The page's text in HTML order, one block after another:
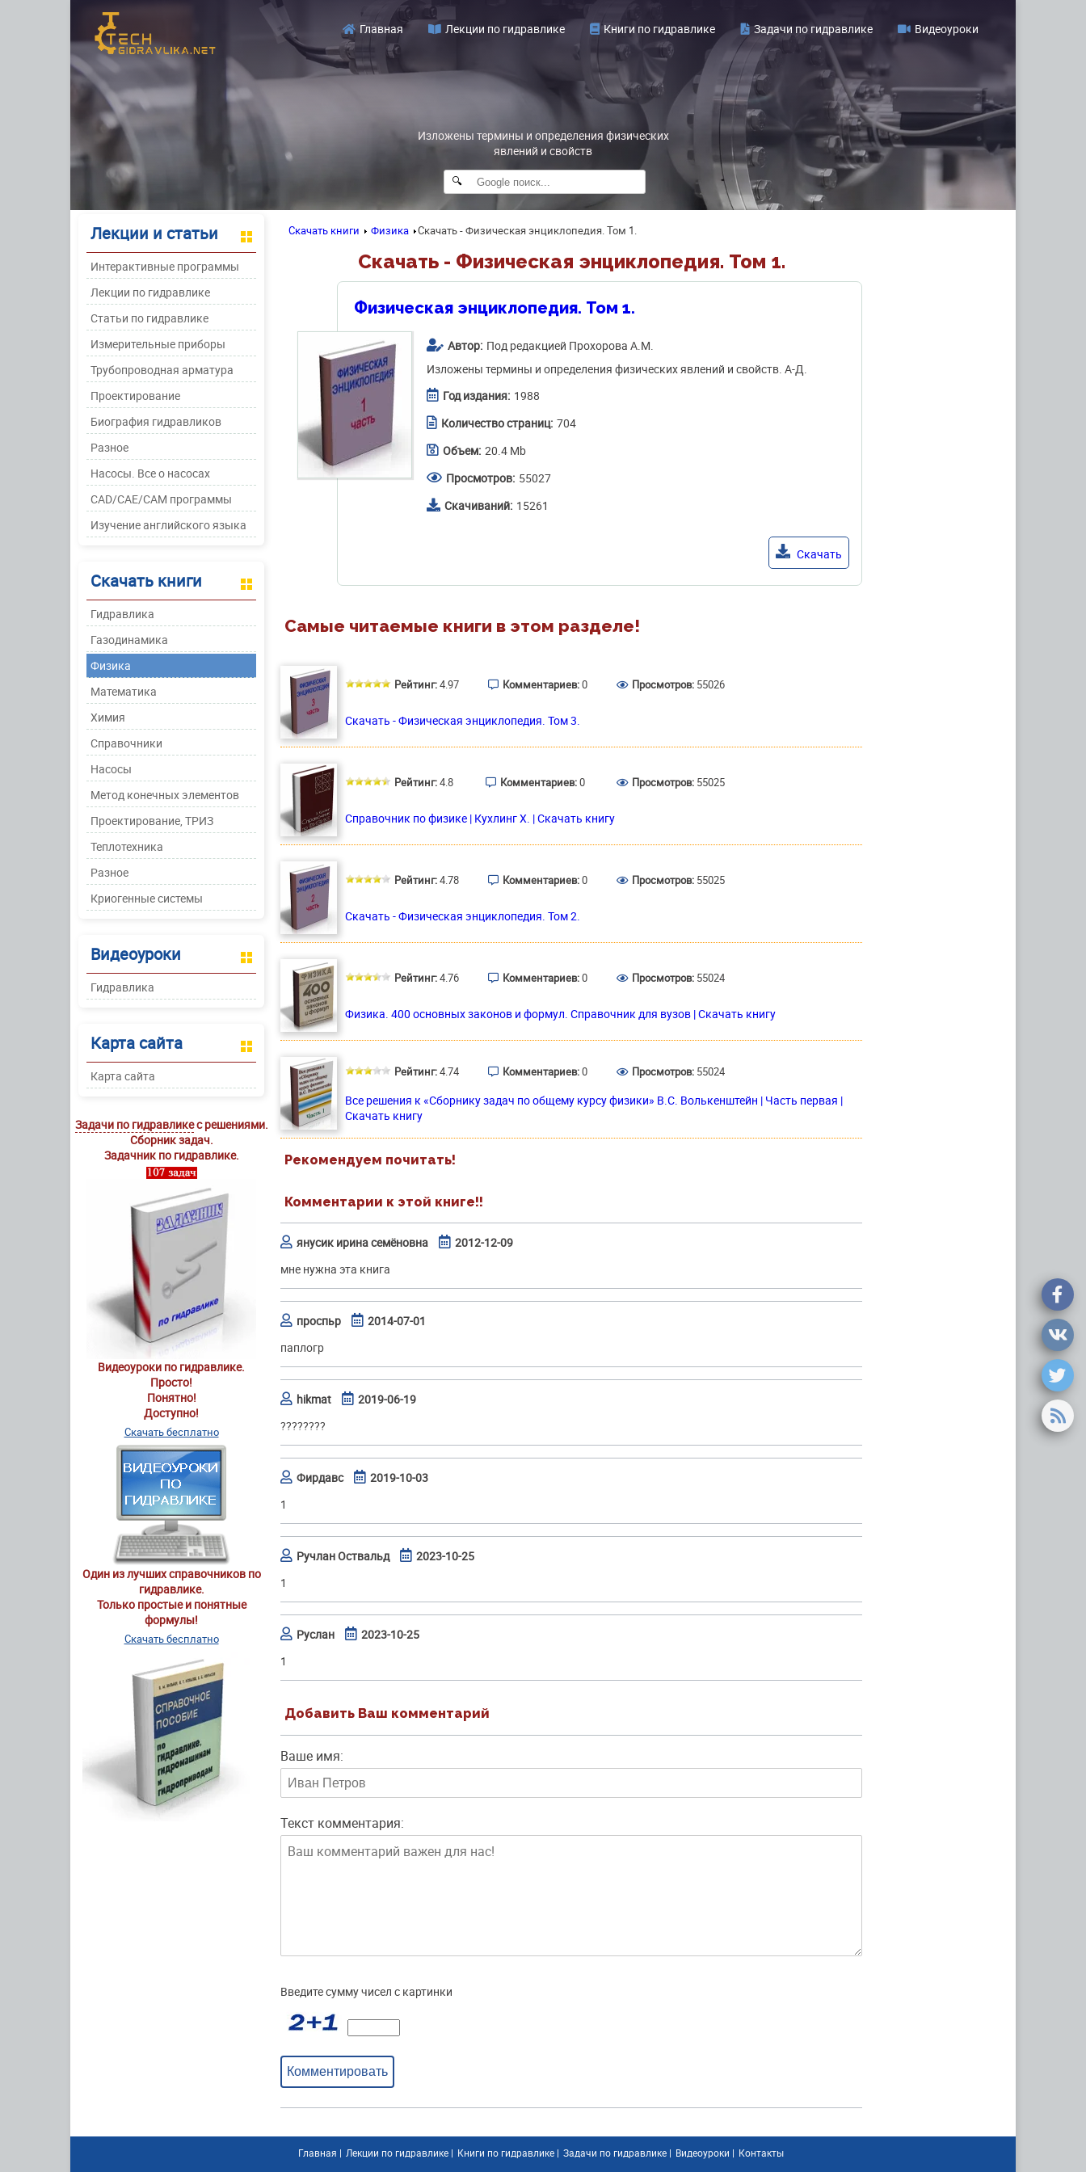
Главная Лекции по гидравлике Книги по гидравлике Задачи по гидравлике Видеоуроки
Изложены термины и определения физических
явлений и свойств
🔍
Лекции и статьи
Интерактивные программы
Лекции по гидравлике
Статьи по гидравлике
Измерительные приборы
Трубопроводная арматура
Проектирование
Биография гидравликов
Разное
Насосы. Все о насосах
CAD/CAE/CAM программы
Изучение английского языка
Скачать книги
Гидравлика
Газодинамика
Физика
Математика
Химия
Справочники
Насосы
Метод конечных элементов
Проектирование, ТРИЗ
Теплотехника
Разное
Криогенные системы
Видеоуроки
Гидравлика
Карта сайта
Карта сайта
Задачи по гидравликес решениями.
Сборник задач.
Задачник по гидравлике.
Видеоуроки по гидравлике.
Просто!
Понятно!
Доступно!
Скачать бесплатно
Один из лучших справочников по
гидравлике.
Только простые и понятные
формулы!
Скачать бесплатно
Скачать книги Физика Скачать - Физическая энциклопедия. Том 1.
Скачать - Физическая энциклопедия. Том 1.
Физическая энциклопедия. Том 1.
Автор: Под редакцией Прохорова А.М.
Изложены термины и определения физических явлений и свойств. А-Д.
Год издания: 1988
Количество страниц: 704
Объем: 20.4 Mb
Просмотров: 55027
Скачиваний: 15261
Скачать
Самые читаемые книги в этом разделе!
Рейтинг:4.97 Комментариев:0 Просмотров: 55026
Скачать - Физическая энциклопедия. Том 3.
Рейтинг:4.8 Комментариев:0 Просмотров: 55025
Справочник по физике | Кухлинг Х. | Скачать книгу
Рейтинг:4.78 Комментариев:0 Просмотров: 55025
Скачать - Физическая энциклопедия. Том 2.
Рейтинг:4.76 Комментариев:0 Просмотров: 55024
Физика. 400 основных законов и формул. Справочник для вузов | Скачать книгу
Рейтинг:4.74 Комментариев:0 Просмотров: 55024
Все решения к «Сборнику задач по общему курсу физики» B.C. Волькенштейн | Часть первая |
Скачать книгу
Рекомендуем почитать!
Комментарии к этой книге!!
янусик ирина семёновна
2012-12-09
мне нужна эта книга
проспьр
2014-07-01
паплогр
hikmat
2019-06-19
????????
Фирдавс
2019-10-03
1
Ручлан Оствальд
2023-10-25
1
Руслан
2023-10-25
1
Добавить Ваш комментарий
Ваше имя:
Текст комментария:
Введите сумму чисел с картинки
Комментировать
Главная | Лекции по гидравлике | Книги по гидравлике | Задачи по гидравлике | Видеоуроки | Контакты